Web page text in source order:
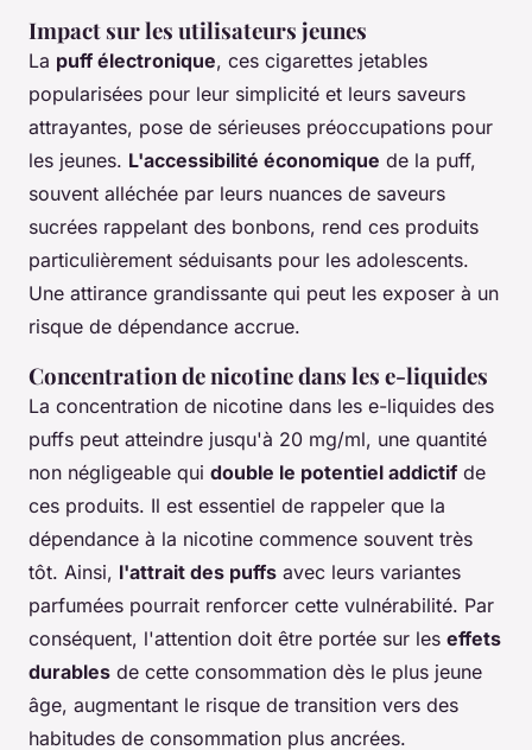
Impact sur les utilisateurs jeunes
La puff électronique, ces cigarettes jetables
popularisées pour leur simplicité et leurs saveurs
attrayantes, pose de sérieuses préoccupations pour
les jeunes. L'accessibilité économique de la puff,
souvent alléchée par leurs nuances de saveurs
sucrées rappelant des bonbons, rend ces produits
particulièrement séduisants pour les adolescents.
Une attirance grandissante qui peut les exposer à un
risque de dépendance accrue.
Concentration de nicotine dans les e-liquides
La concentration de nicotine dans les e-liquides des
puffs peut atteindre jusqu'à 20 mg/ml, une quantité
non négligeable qui double le potentiel addictif de
ces produits. Il est essentiel de rappeler que la
dépendance à la nicotine commence souvent très
tôt. Ainsi, l'attrait des puffs avec leurs variantes
parfumées pourrait renforcer cette vulnérabilité. Par
conséquent, l'attention doit être portée sur les effets
durables de cette consommation dès le plus jeune
âge, augmentant le risque de transition vers des
habitudes de consommation plus ancrées.